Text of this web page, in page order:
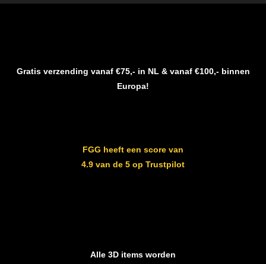
Gratis verzending vanaf €75,- in NL & vanaf €100,- binnen
Europa!
FGG heeft een score van
4.9 van de 5 op Trustpilot
Alle 3D items worden